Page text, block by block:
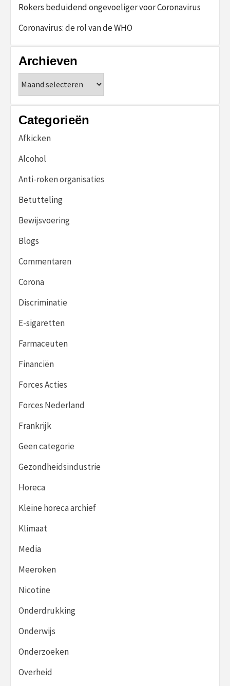
Rokers beduidend ongevoeliger voor Coronavirus
Coronavirus: de rol van de WHO
Archieven
Categorieën
Afkicken
Alcohol
Anti-roken organisaties
Betutteling
Bewijsvoering
Blogs
Commentaren
Corona
Discriminatie
E-sigaretten
Farmaceuten
Financiën
Forces Acties
Forces Nederland
Frankrijk
Geen categorie
Gezondheidsindustrie
Horeca
Kleine horeca archief
Klimaat
Media
Meeroken
Nicotine
Onderdrukking
Onderwijs
Onderzoeken
Overheid